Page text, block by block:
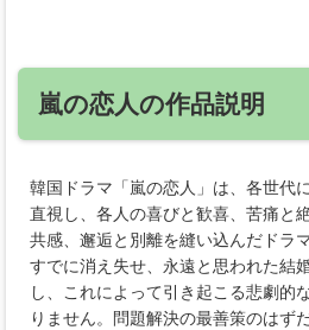
嵐の恋人の作品説明
韓国ドラマ「嵐の恋人」は、各世代
直視し、各人の喜びと歓喜、苦痛と
共感、邂逅と別離を縫い込んだドラ
すでに消え失せ、永遠と思われた結
し、これによって引き起こる悲劇的
りません。問題解決の最善策のはず